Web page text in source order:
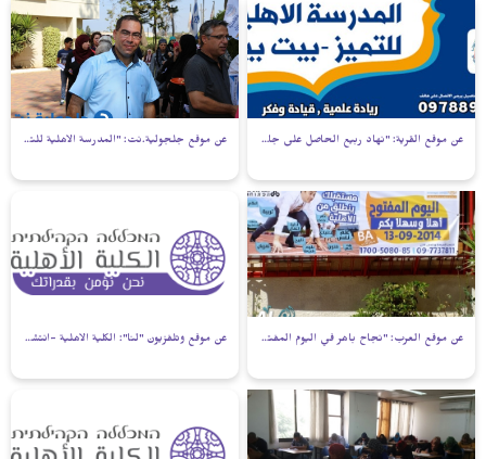
عن موقع القرية: "نهاد ربيع الحاصل على جائزة المعلم الاول في البلاد يتولى ادارة المدرسة الاهلية للتميز بيت بيرل" عن موقع جلجولية.نت: "المدرسة الأهلية للتميز- بيت بيرل تخطو أولى خطواتها استعداداً للعام الدراسي الجديد"
عن موقع العرب: "نجاح باهر في اليوم المفتوح في الكلية الاهلية بيت بيرل" عن موقع وتلفزيون "لنا": الكلية الأهلية -انتشار قطري من عكا، حيفا، يافا، اللد والرملة مروراً بالقدس وحتى النقب